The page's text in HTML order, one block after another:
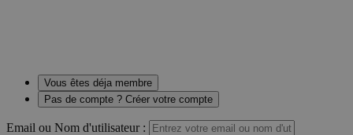
Vous êtes déja membre
Pas de compte ? Créer votre compte
Email ou Nom d'utilisateur :